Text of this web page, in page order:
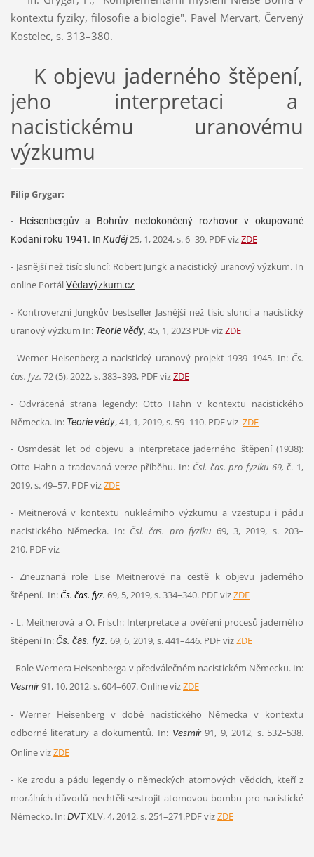
kontextu fyziky, filosofie a biologie". Pavel Mervart, Červený
Kostelec, s. 313–380.
K objevu jaderného štěpení,
jeho interpretaci a
nacistickému uranovému
výzkumu
Filip Grygar:
-
Heisenbergův a Bohrův nedokončený rozhovor v okupované
Kodani roku 1941. In Kuděj25, 1, 2024, s. 6–39. PDF vizZDE
- Jasnější než tisíc sluncí: Robert Jungk a nacistický uranový výzkum. In
online PortálVědavýzkum.cz
- Kontroverzní Jungkův bestseller Jasnější než tisíc sluncí a nacistický
uranový výzkum In: Teorie vědy, 45, 1, 2023 PDF vizZDE
- Werner Heisenberg a nacistický uranový projekt 1939–1945. In: Čs.
čas. fyz. 72 (5), 2022, s. 383–393, PDF vizZDE
- Odvrácená strana legendy: Otto Hahn v kontextu nacistického
Německa. In: Teorie vědy, 41, 1, 2019, s. 59–110. PDF viz ZDE
- Osmdesát let od objevu a interpretace jaderného štěpení (1938):
Otto Hahn a tradovaná verze příběhu. In: Čsl. čas. pro fyziku 69,č. 1,
2019, s. 49–57. PDFvizZDE
- Meitnerová v kontextu nukleárního výzkumu a vzestupu i pádu
nacistického Německa. In: Čsl. čas. pro fyziku 69, 3, 2019, s. 203–
210. PDFviz
- Zneuznaná role Lise Meitnerové na cestě k objevu jaderného
štěpení. In: Čs. čas. fyz. 69, 5, 2019, s. 334–340. PDF vizZDE
- L. Meitnerová a O. Frisch: Interpretace a ověření procesů jaderného
štěpeníIn:Čs. čas. fyz. 69, 6, 2019, s. 441–446. PDF vizZDE
- Role Wernera Heisenberga v předválečném nacistickém Německu. In:
Vesmír91, 10, 2012, s. 604–607. Online vizZDE
- Werner Heisenberg v době nacistického Německa v kontextu
odborné literatury a dokumentů. In: Vesmír91, 9, 2012, s. 532–538.
OnlinevizZDE
- Ke zrodu a pádu legendy o německých atomových vědcích, kteří z
morálních důvodů nechtěli sestrojit atomovou bombu pro nacistické
Německo. In: DVTXLV, 4, 2012, s. 251–271.PDF vizZDE